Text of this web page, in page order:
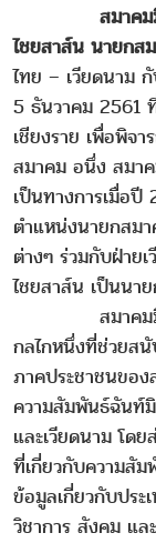
สมาค
ไชยสาส์น นายกส
ไทย – เวียดนาม
5 ธันวาคม 2561
เชียงราย เพื่อพิจ
สมาคม อนึ่ง สมา
เป็นทางการเมื่อ
ตำแหน่งนายกสม
ต่างๆ ร่วมกับฝ่าย
ไชยสาส์น เป็นน
สมาคมมิตรภ
กลไกหนึ่งที่ช่วยส
ภาคประชาชนขอ
ความสัมพันธ์ฉันท์มิ
และเวียดนาม โด
ที่เกี่ยวกับความสัม
ข้อมูลเกี่ยวกับประ
วิชาการ สังคม แ